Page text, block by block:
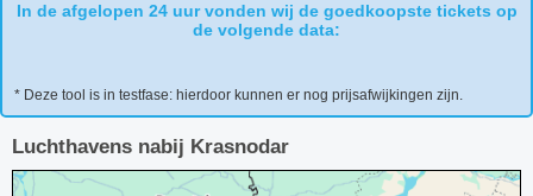
In de afgelopen 24 uur vonden wij de goedkoopste tickets op
de volgende data:
* Deze tool is in testfase: hierdoor kunnen er nog prijsafwijkingen zijn.
Luchthavens nabij Krasnodar